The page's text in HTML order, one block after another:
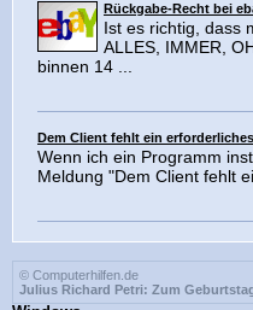
Rückgabe-Recht bei
Ist es richtig, dass
ALLES, IMMER,
binnen 14 ...
Dem Client fehlt ein
Wenn ich ein Programm
Meldung "Dem Client fehlt
© Computerhilfen.de
Julius Richard Petri: Zum